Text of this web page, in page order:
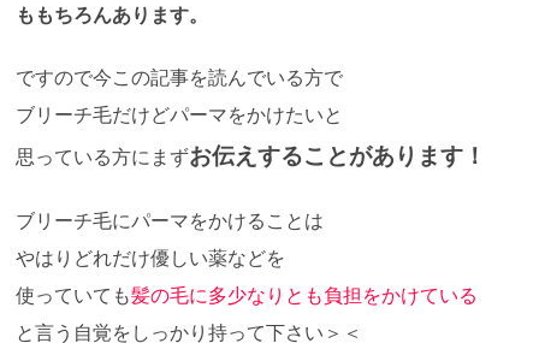
ももちろんあります。
ですので今この記事を読んでいる方で
ブリーチ毛だけどパーマをかけたいと
思っている方にまずお伝えすることがあります！
ブリーチ毛にパーマをかけることは
やはりどれだけ優しい薬などを
使っていても髪の毛に多少なりとも負担をかけている
と言う自覚をしっかり持って下さい＞＜